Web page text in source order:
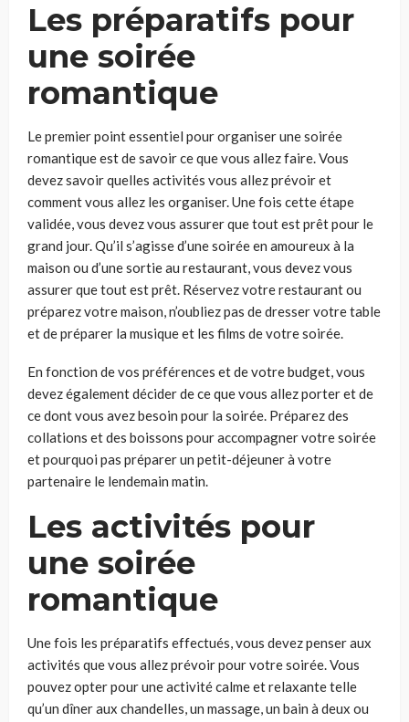
Les préparatifs pour
une soirée
romantique
Le premier point essentiel pour organiser une soirée
romantique est de savoir ce que vous allez faire. Vous
devez savoir quelles activités vous allez prévoir et
comment vous allez les organiser. Une fois cette étape
validée, vous devez vous assurer que tout est prêt pour le
grand jour. Qu’il s’agisse d’une soirée en amoureux à la
maison ou d’une sortie au restaurant, vous devez vous
assurer que tout est prêt. Réservez votre restaurant ou
préparez votre maison, n’oubliez pas de dresser votre table
et de préparer la musique et les films de votre soirée.
En fonction de vos préférences et de votre budget, vous
devez également décider de ce que vous allez porter et de
ce dont vous avez besoin pour la soirée. Préparez des
collations et des boissons pour accompagner votre soirée
et pourquoi pas préparer un petit-déjeuner à votre
partenaire le lendemain matin.
Les activités pour
une soirée
romantique
Une fois les préparatifs effectués, vous devez penser aux
activités que vous allez prévoir pour votre soirée. Vous
pouvez opter pour une activité calme et relaxante telle
qu’un dîner aux chandelles, un massage, un bain à deux ou